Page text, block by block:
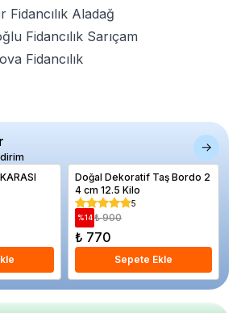
Fidancılık Aladağ
Fidancılık Sarıçam
Fidancılık
Doğal Dekoratif Taş Bordo 2
4 cm 12.5 Kilo
5
%14 ₺ 900
₺ 770
Sepete Ekle